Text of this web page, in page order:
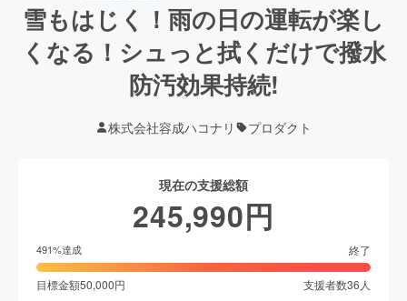
雪もはじく！雨の日の運転が楽し
くなる！シュっと拭くだけで撥水
防汚効果持続!
株式会社容成ハコナリ プロダクト
現在の支援総額
245,990円
491%達成 終了
目標金額50,000円 支援者数36 人